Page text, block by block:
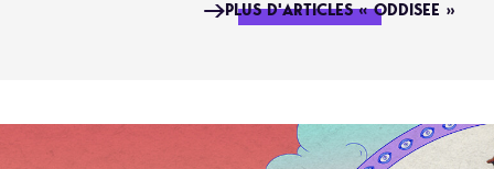
PLUS D'ARTICLES « ODDISEE »